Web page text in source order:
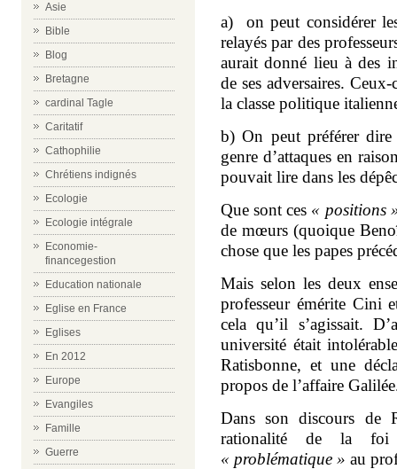
Asie
Bible
Blog
Bretagne
cardinal Tagle
Caritatif
Cathophilie
Chrétiens indignés
Ecologie
Ecologie intégrale
Economie-
financegestion
Education nationale
Eglise en France
Eglises
En 2012
Europe
Evangiles
Famille
Guerre
a)
on peut considérer
relayés par des
aurait donné lieu à des
de ses adversaires.
la classe politique
b) On peut préférer
genre d’attaques en
pouvait lire dans les
Que sont ces « positions
de mœurs (quoique
chose que les papes
Mais selon les deux
professeur émérite Cini
cela qu’il s’agissait.
université était
Ratisbonne, et une
propos de l’affaire
Dans son discours de
rationalité de la foi
« problématique » au